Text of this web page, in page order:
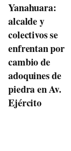
Yanahuara:
alcalde y
colectivos se
enfrentan por
cambio de
adoquines de
piedra en Av.
Ejército